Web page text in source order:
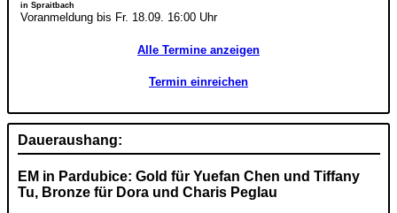
in Spraitbach
Voranmeldung bis Fr. 18.09. 16:00 Uhr
Alle Termine anzeigen
Termin einreichen
Daueraushang:
EM in Pardubice: Gold für Yuefan Chen und Tiffany
Tu, Bronze für Dora und Charis Peglau